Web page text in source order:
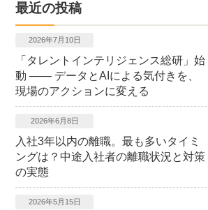
最近の投稿
2026年7月10日
「タレントインテリジェンス総研」始
動 ―― データとAIによる気付きを、
現場のアクションに変える
2026年6月8日
入社3年以内の離職。最も多いタイミ
ングは？中途入社者の離職状況と対策
の実態
2026年5月15日